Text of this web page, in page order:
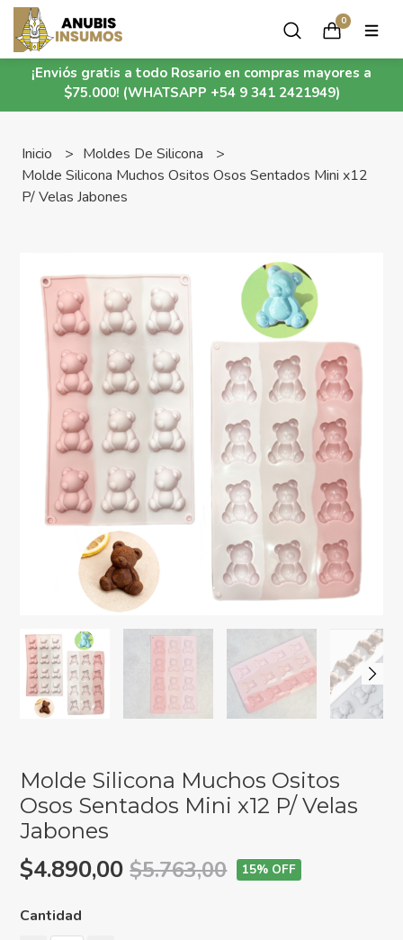
¡Enviós gratis a todo Rosario en compras mayores a
$75.000! (WHATSAPP +54 9 341 2421949)
0
Inicio
Moldes De Silicona
Molde Silicona Muchos Ositos Osos Sentados Mini x12
P/ Velas Jabones
Molde Silicona Muchos Ositos
Osos Sentados Mini x12 P/ Velas
Jabones
$4.890,00$5.763,00 15% OFF
Cantidad